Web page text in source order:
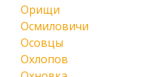
Орищи
Осмиловичи
Осовцы
Охлопов